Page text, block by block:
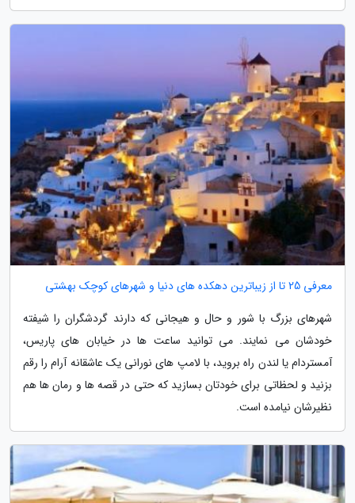
معرفی 25 تا از زیباترین دهکده های دنیا و شهرهای کوچک بهشتی
شهرهای بزرگ با شور و حال و هیجانی که دارند گردشگران را شیفته
خودشان می نمایند. می توانید ساعت ها در خیابان های پاریس،
آمستردام یا لندن راه بروید، با لامپ های نورانی یک عاشقانه آرام را رقم
بزنید و لحظاتی برای خودتان بسازید که حتی در قصه ها و رمان ها هم
نظیرشان نیامده است.